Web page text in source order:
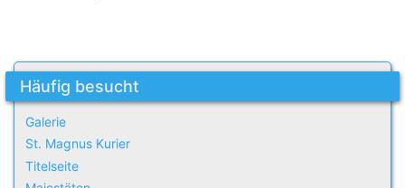
Häufig besucht
Galerie
St. Magnus Kurier
Titelseite